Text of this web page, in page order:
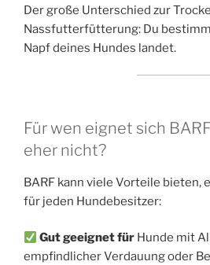
Der große Unterschied zur
Nassfutterfütterung: Du
Napf deines Hundes landet.
Für wen eignet sich
eher nicht?
BARF kann viele Vorteile bieten,
für jeden Hundebesitzer:
Gut geeignet für Hunde mit
empfindlicher Verdauung oder